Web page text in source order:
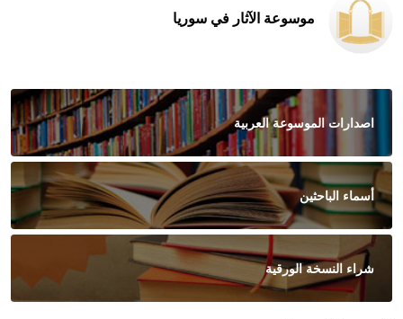
موسوعة الآثار في سوريا
اصدارات الموسوعة العربية
أسماء الباحثين
شراء النسخة الورقية